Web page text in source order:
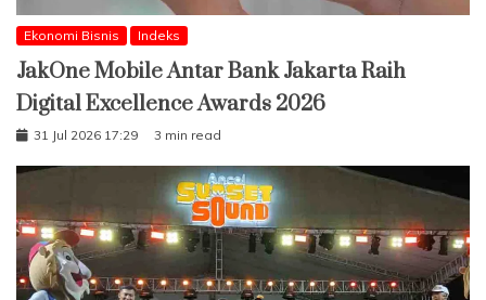
Ekonomi Bisnis Indeks
JakOne Mobile Antar Bank Jakarta Raih
Digital Excellence Awards 2026
31 Jul 2026 17:29 3 min read